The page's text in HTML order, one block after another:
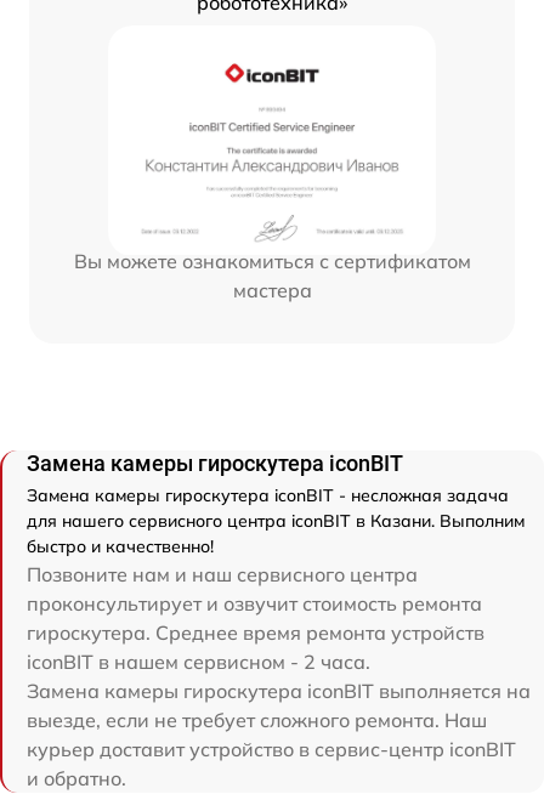
Вы можете ознакомиться с сертификатом
мастера
Замена камеры гироскутера iconBIT
Замена камеры гироскутера iconBIT - несложная задача
для нашего сервисного центра iconBIT в Казани. Выполним
быстро и качественно!
Позвоните нам и наш сервисного центра
проконсультирует и озвучит стоимость ремонта
гироскутера. Среднее время ремонта устройств
iconBIT в нашем сервисном - 2 часа.
Замена камеры гироскутера iconBIT выполняется на
выезде, если не требует сложного ремонта. Наш
курьер доставит устройство в сервис-центр iconBIT
и обратно.